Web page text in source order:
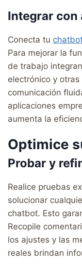
Integrar con
Conecta tu
Para mejorar la
de trabajo
electrónico y
comunicación
aplicaciones
aumenta la
Optimice
Probar y
Realice pruebas
solucionar
chatbot. Esto
Recopile
los ajustes y las
reales brindan